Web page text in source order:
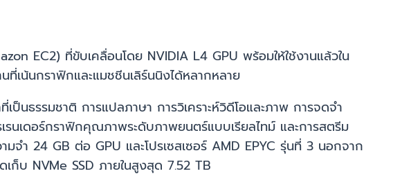
EC2) ที่ขับเคลื่อนโดย NVIDIA L4 GPU พร้อมให้ใช้งานแล้วใน
เน้นกราฟิกและแมชชีนเลิร์นนิงได้หลากหลาย
ป็นธรรมชาติ การแปลภาษา การวิเคราะห์วิดีโอและภาพ การจดจำ
นเดอร์กราฟิกคุณภาพระดับภาพยนตร์แบบเรียลไทม์ และการสตรีม
24 GB ต่อ GPU และโปรเซสเซอร์ AMD EPYC รุ่นที่ 3 นอกจาก
บ NVMe SSD ภายในสูงสุด 7.52 TB